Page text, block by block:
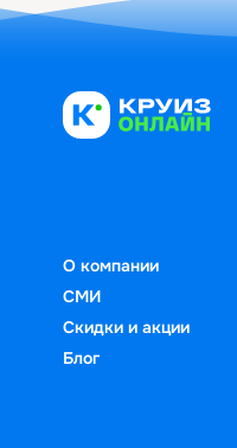
О компании
СМИ
Скидки и акции
Блог